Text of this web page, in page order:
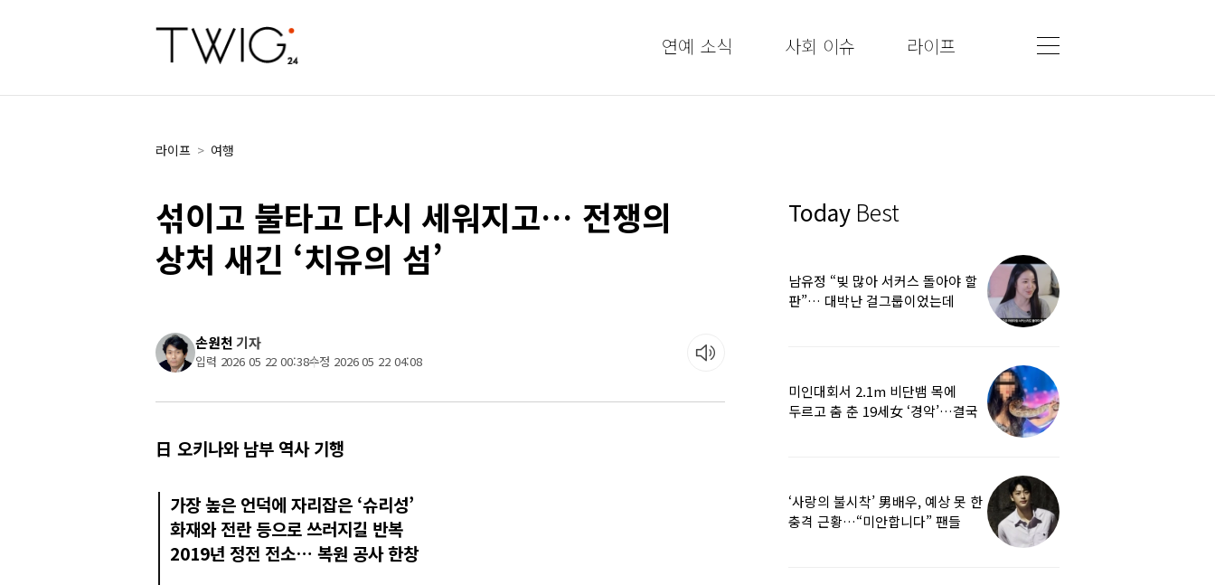
연예 소식 사회 이슈 라이프
라이프 > 여행
섞이고 불타고 다시 세워지고… 전쟁의
상처 새긴 ‘치유의 섬’
손원천 기자
입력 2026 05 22 00:38수정 2026 05 22 04:08
日 오키나와 남부 역사 기행
가장 높은 언덕에 자리잡은 ‘슈리성’
화재와 전란 등으로 쓰러지길 반복
2019년 정전 전소… 복원 공사 한창
Today Best
남유정 “빚 많아 서커스 돌아야 할
판”… 대박난 걸그룹이었는데
미인대회서 2.1m 비단뱀 목에
두르고 춤 춘 19세女 ‘경악’…결국
‘사랑의 불시착’ 男배우, 예상 못 한
충격 근황…“미안합니다” 팬들